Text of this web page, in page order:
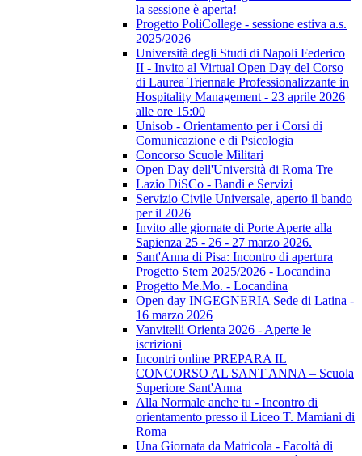
la sessione è aperta!
Progetto PoliCollege - sessione estiva a.s.
2025/2026
Università degli Studi di Napoli Federico
II - Invito al Virtual Open Day del Corso
di Laurea Triennale Professionalizzante in
Hospitality Management - 23 aprile 2026
alle ore 15:00
Unisob - Orientamento per i Corsi di
Comunicazione e di Psicologia
Concorso Scuole Militari
Open Day dell'Università di Roma Tre
Lazio DiSCo - Bandi e Servizi
Servizio Civile Universale, aperto il bando
per il 2026
Invito alle giornate di Porte Aperte alla
Sapienza 25 - 26 - 27 marzo 2026.
Sant'Anna di Pisa: Incontro di apertura
Progetto Stem 2025/2026 - Locandina
Progetto Me.Mo. - Locandina
Open day INGEGNERIA Sede di Latina -
16 marzo 2026
Vanvitelli Orienta 2026 - Aperte le
iscrizioni
Incontri online PREPARA IL
CONCORSO AL SANT'ANNA – Scuola
Superiore Sant'Anna
Alla Normale anche tu - Incontro di
orientamento presso il Liceo T. Mamiani di
Roma
Una Giornata da Matricola - Facoltà di